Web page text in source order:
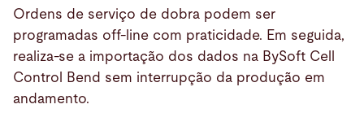
Ordens de serviço de dobra podem ser
programadas off-line com praticidade. Em seguida,
realiza-se a importação dos dados na BySoft Cell
Control Bend sem interrupção da produção em
andamento.